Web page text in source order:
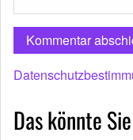
Das könnte